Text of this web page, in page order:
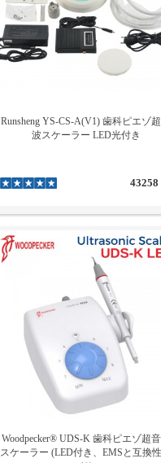
Runsheng YS-CS-A(V1) 歯科ピエゾ
波スケーラー LED光付き
43258
Woodpecker® UDS-K 歯科ピエゾ超
スケーラー (LED付き、EMSと互換